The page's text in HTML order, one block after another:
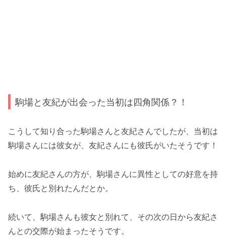
駒場と友紀が出会った当初は四角関係？！
こうして知り合った駒場さんと友紀さんでしたが、当初は
駒場さんには彼女が、友紀さんにも彼氏がいたそうです！
始めに友紀さんの方が、駒場さんに異性としての好意を持
ち、彼氏と別れたんだとか。
続いて、駒場さんも彼女と別れて、その次の日から友紀さ
んとの交際が始まったそうです。